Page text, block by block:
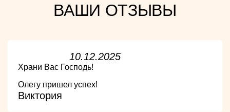
ВАШИ ОТЗЫВЫ
10.12.2025
Храни Вас Господь!
Олегу пришел успех!
Виктория